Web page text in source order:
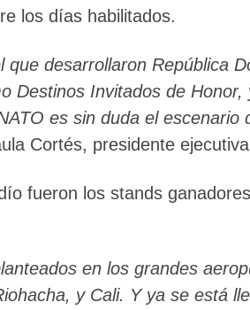
los días habilitados.
que desarrollaron República
Destinos Invitados de
es sin duda el escenario
Cortés, presidente
fueron los stands
en los grandes
y Cali. Y ya se está